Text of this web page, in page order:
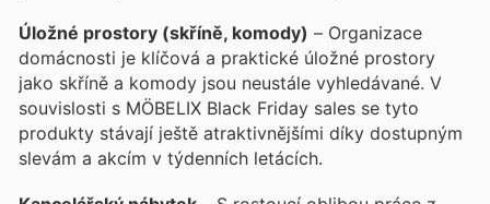
Úložné prostory (skříně, komody) – Organizace
domácnosti je klíčová a praktické úložné prostory
jako skříně a komody jsou neustále vyhledávané. V
souvislosti s MÖBELIX Black Friday sales se tyto
produkty stávají ještě atraktivnějšími díky dostupným
slevám a akcím v týdenních letácích.